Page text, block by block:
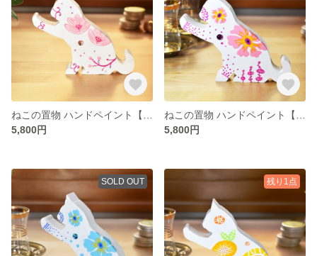
5,800円
5,800円
SOLD OUT 残り1点